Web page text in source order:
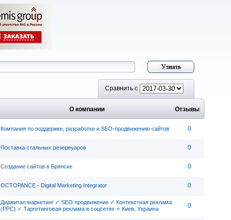
Сравнить с
О компании Отзывы
Компания по поддержке, разработке и SEO-продвижению сайтов. 0
Поставка стальных резервуаров 0
Создание сайтов в Брянске 0
OCTOPANCE - Digital Marketing Integrator 0
Диджитал маркетинг ✓ SEO продвижение ✓ Контекстная реклама
(PPC) ✓ Таргетинговая реклама в соцсетях ⭐ Киев, Украина
0